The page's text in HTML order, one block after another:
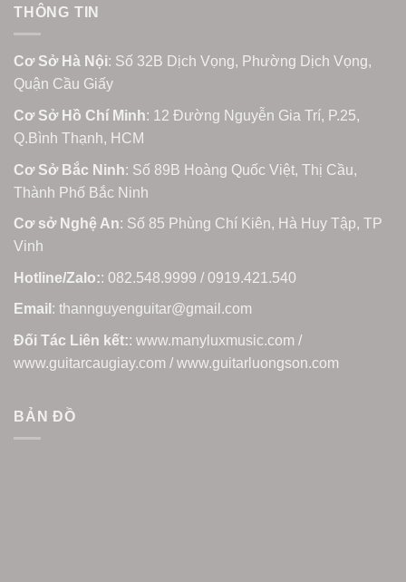
THÔNG TIN
Cơ Sở Hà Nội: Số 32B Dịch Vọng, Phường Dịch Vọng,
Quận Cầu Giấy
Cơ Sở Hồ Chí Minh: 12 Đường Nguyễn Gia Trí, P.25,
Q.Bình Thạnh, HCM
Cơ Sở Bắc Ninh: Số 89B Hoàng Quốc Việt, Thị Cầu,
Thành Phố Bắc Ninh
Cơ sở Nghệ An: Số 85 Phùng Chí Kiên, Hà Huy Tập, TP
Vinh
Hotline/Zalo:: 082.548.9999 / 0919.421.540
Email : thannguyenguitar@gmail.com
Đối Tác Liên kết:: www.manyluxmusic.com /
www.guitarcaugiay.com / www.guitarluongson.com
BẢN ĐỒ